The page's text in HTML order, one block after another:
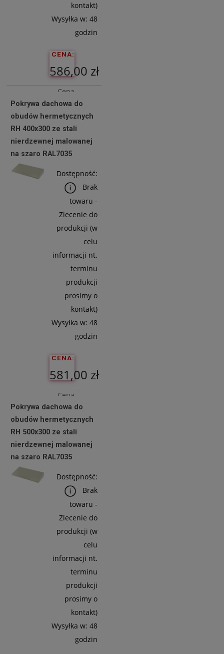
kontakt)
Wysyłka w: 48
godzin
CENA:
586,00 zł
Cena
netto:
476,42 zł
Pokrywa dachowa do
obudów hermetycznych
RH 400x300 ze stali
nierdzewnej malowanej
na szaro RAL7035
Dostępność:
Brak
towaru -
Zlecenie do
produkcji (w
celu
informacji nt.
terminu
produkcji
prosimy o
kontakt)
Wysyłka w: 48
godzin
CENA:
581,00 zł
Cena
netto:
472,36 zł
Koszyka
Pokrywa dachowa do
obudów hermetycznych
RH 500x300 ze stali
nierdzewnej malowanej
na szaro RAL7035
Dostępność:
Brak
towaru -
Zlecenie do
produkcji (w
celu
informacji nt.
terminu
produkcji
prosimy o
kontakt)
Wysyłka w: 48
godzin